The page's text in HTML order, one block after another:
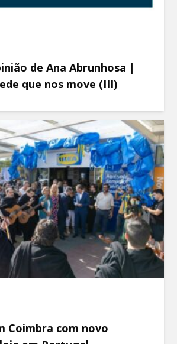
de Ana Abrunhosa |
que nos move (III)
Coimbra com novo